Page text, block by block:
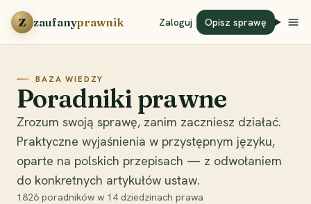
Przejdź do treści
Z zaufanyprawnik Zaloguj Opisz sprawę
BAZA WIEDZY
Poradniki prawne
Zrozum swoją sprawę, zanim zaczniesz działać.
Praktyczne wyjaśnienia w przystępnym języku,
oparte na polskich przepisach — z odwołaniem
do konkretnych artykułów ustaw.
1826 poradników w 14 dziedzinach prawa